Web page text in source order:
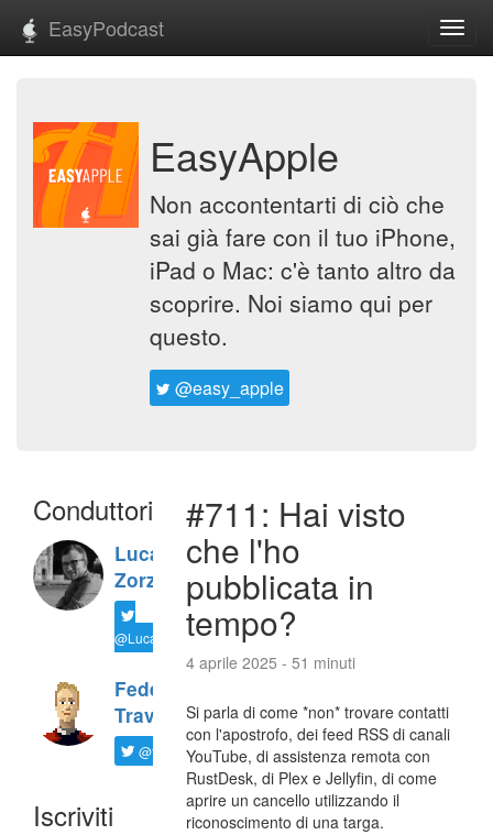
EasyPodcast
EasyApple
Non accontentarti di ciò che
sai già fare con il tuo iPhone,
iPad o Mac: c'è tanto altro da
scoprire. Noi siamo qui per
questo.
@easy_apple
Conduttori
Luca
Zorzi
@LucaTNT
Federico
Travaini
@ftrava
Iscriviti
#711: Hai visto
che l'ho
pubblicata in
tempo?
4 aprile 2025 - 51 minuti
Si parla di come *non* trovare contatti
con l'apostrofo, dei feed RSS di canali
YouTube, di assistenza remota con
RustDesk, di Plex e Jellyfin, di come
aprire un cancello utilizzando il
riconoscimento di una targa.